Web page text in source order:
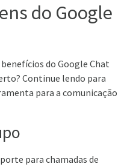
do Google
do Google Chat
Continue lendo para
para a comunicação
para chamadas de